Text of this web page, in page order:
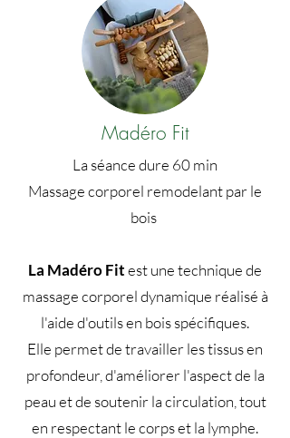
Madéro Fit
La séance dure 60 min
Massage corporel remodelant par le
bois
La Madéro Fitest une technique de
massage corporel dynamique réalisé à
l'aide d'outils en bois spécifiques.
Elle permet de travailler les tissus en
profondeur, d'améliorer l'aspect de la
peau et de soutenir la circulation, tout
en respectant le corps et la lymphe.